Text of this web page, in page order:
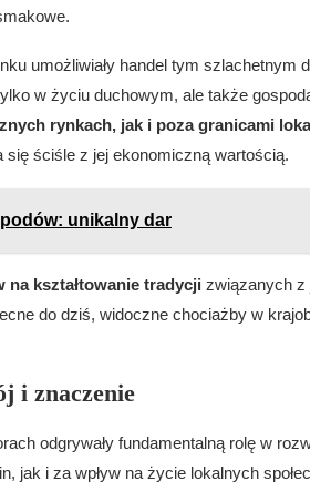
umożliwiały handel tym szlachetnym
w życiu duchowym, ale także
rynkach, jak i poza granicami
się ściśle z jej ekonomiczną wartością.
unikalny dar
na kształtowanie tradycji związanych z
do dziś, widoczne chociażby w
i znaczenie
odgrywały fundamentalną rolę w
jak i za wpływ na życie lokalnych